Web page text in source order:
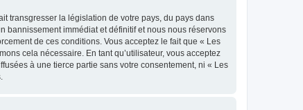
transgresser la législation de votre pays, du pays dans
bannissement immédiat et définitif et nous nous réservons
de ces conditions. Vous acceptez le fait que « Les
cela nécessaire. En tant qu’utilisateur, vous acceptez
à une tierce partie sans votre consentement, ni « Les